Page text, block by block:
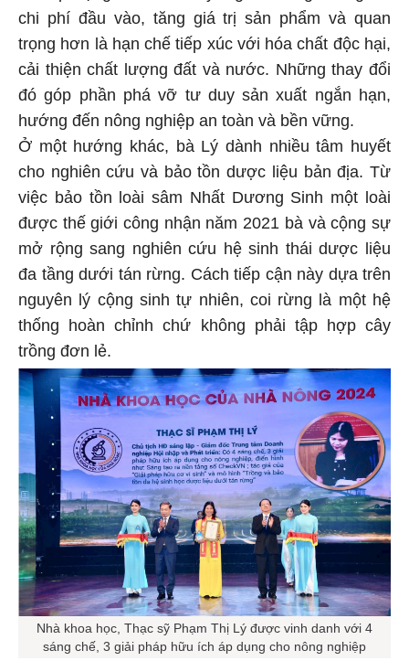
chi phí đầu vào, tăng giá trị sản phẩm và quan
trọng hơn là hạn chế tiếp xúc với hóa chất độc hại,
cải thiện chất lượng đất và nước. Những thay đổi
đó góp phần phá vỡ tư duy sản xuất ngắn hạn,
hướng đến nông nghiệp an toàn và bền vững.
Ở một hướng khác, bà Lý dành nhiều tâm huyết
cho nghiên cứu và bảo tồn dược liệu bản địa. Từ
việc bảo tồn loài sâm Nhất Dương Sinh một loài
được thế giới công nhận năm 2021 bà và cộng sự
mở rộng sang nghiên cứu hệ sinh thái dược liệu
đa tầng dưới tán rừng. Cách tiếp cận này dựa trên
nguyên lý cộng sinh tự nhiên, coi rừng là một hệ
thống hoàn chỉnh chứ không phải tập hợp cây
trồng đơn lẻ.
Nhà khoa học, Thạc sỹ Phạm Thị Lý được vinh danh với 4
sáng chế, 3 giải pháp hữu ích áp dụng cho nông nghiệp